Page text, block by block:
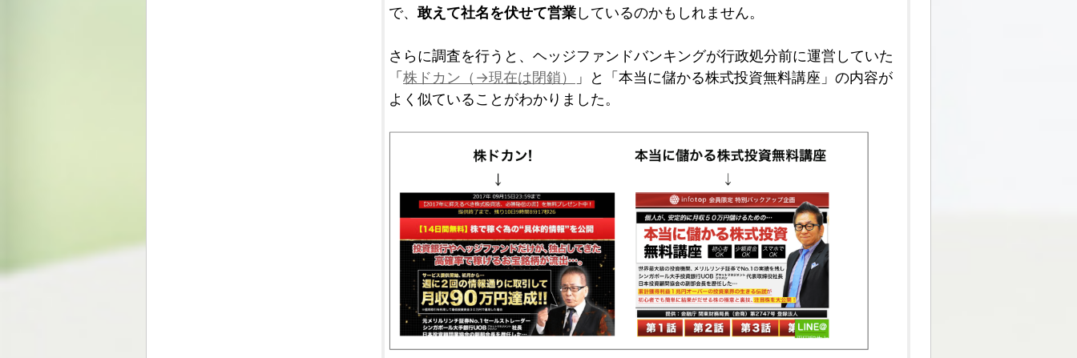
で、 敢えて社名を伏せて営業しているのかもしれません。
さらに調査を行うと、ヘッジファンドバンキングが行政処分前に運営していた
「株ドカン（→現在は閉鎖）
」と「本当に儲かる株式投資無料講座」の内容が
よく似ていることがわかりました。